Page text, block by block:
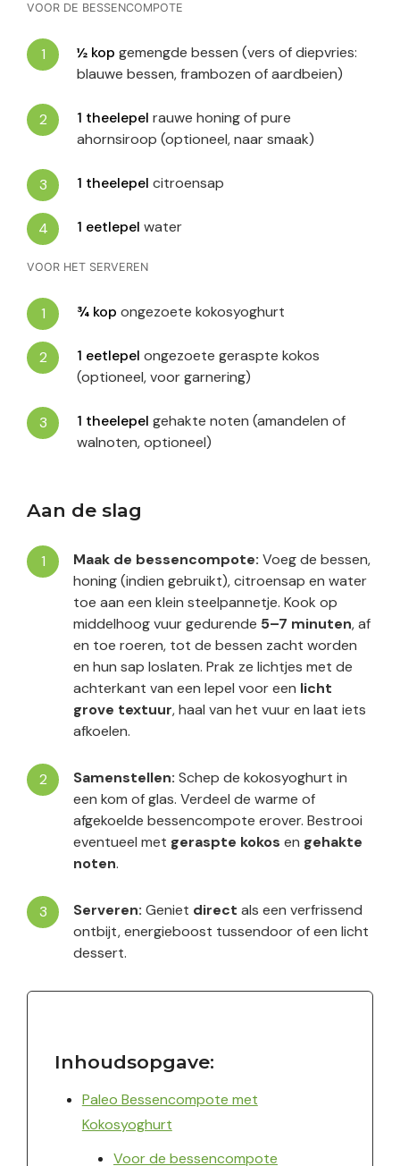
VOOR DE BESSENCOMPOTE
½ kop gemengde bessen (vers of diepvries:
blauwe bessen, frambozen of aardbeien)
1 theelepel rauwe honing of pure
ahornsiroop (optioneel, naar smaak)
1 theelepel citroensap
1 eetlepel water
VOOR HET SERVEREN
¾ kop ongezoete kokosyoghurt
1 eetlepel ongezoete geraspte kokos
(optioneel, voor garnering)
1 theelepel gehakte noten (amandelen of
walnoten, optioneel)
Aan de slag
Maak de bessencompote: Voeg de bessen,
honing (indien gebruikt), citroensap en water
toe aan een klein steelpannetje. Kook op
middelhoog vuur gedurende 5–7 minuten, af
en toe roeren, tot de bessen zacht worden
en hun sap loslaten. Prak ze lichtjes met de
achterkant van een lepel voor een licht
grove textuur, haal van het vuur en laat iets
afkoelen.
Samenstellen: Schep de kokosyoghurt in
een kom of glas. Verdeel de warme of
afgekoelde bessencompote erover. Bestrooi
eventueel met geraspte kokos en gehakte
noten.
Serveren: Geniet direct als een verfrissend
ontbijt, energieboost tussendoor of een licht
dessert.
Inhoudsopgave:
Paleo Bessencompote met
Kokosyoghurt
Voor de bessencompote